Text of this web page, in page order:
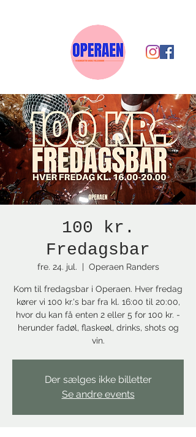
100 kr.
Fredagsbar
fre. 24. jul.
  |
Operaen Randers
Kom til fredagsbar i Operaen. Hver fredag
kører vi 100 kr.'s bar fra kl. 16:00 til 20:00,
hvor du kan få enten 2 eller 5 for 100 kr. -
herunder fadøl, flaskeøl, drinks, shots og
vin.
Der sælges ikke billetter
Se andre events